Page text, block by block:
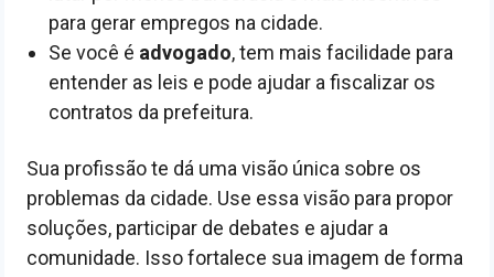
para gerar empregos na cidade.
Se você é advogado, tem mais facilidade para
entender as leis e pode ajudar a fiscalizar os
contratos da prefeitura.
Sua profissão te dá uma visão única sobre os
problemas da cidade. Use essa visão para propor
soluções, participar de debates e ajudar a
comunidade. Isso fortalece sua imagem de forma